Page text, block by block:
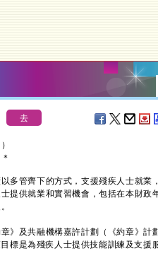
＊
管齊下的方式，支援殘疾人士就業
提供就業和實習機會，包括在本財政
及共融機構嘉許計劃（《約章》計劃
標是為殘疾人士提供技能訓練及支援